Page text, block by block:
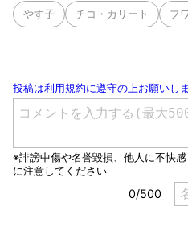
やす子 チコ・カリート フ